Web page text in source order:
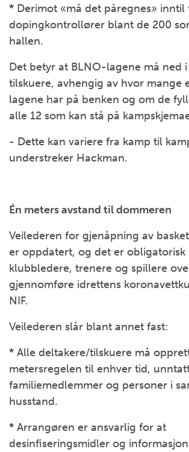
* Derimot «må det påregnes» inntil
dopingkontrollører blant de 200
hallen.
Det betyr at BLNO-lagene må ned
tilskuere, avhengig av hvor mange
lagene har på benken og om de
alle 12 som kan stå på
- Dette kan variere fra kamp til
understreker Hackman.
Én meters avstand til dommeren
Veilederen for gjenåpning av
er oppdatert, og det er obligatorisk
klubbledere, trenere og spillere
gjennomføre idrettens
NIF.
Veilederen slår blant annet fast:
* Alle deltakere/tilskuere må
metersregelen til enhver tid,
familiemedlemmer og personer i
husstand.
* Arrangøren er ansvarlig for at
desinfiseringsmidler og